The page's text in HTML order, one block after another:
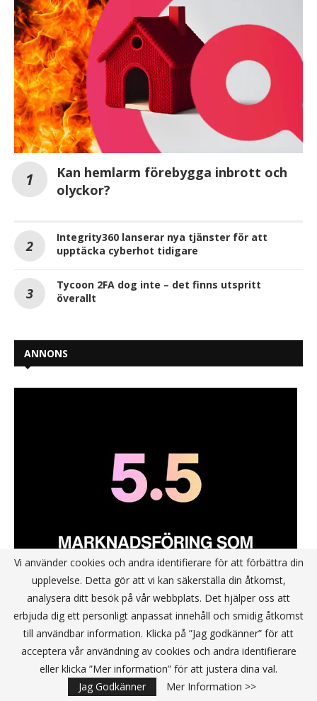
Kan hemlarm förebygga inbrott och
olyckor?
Integrity360 lanserar nya tjänster för att
upptäcka cyberhot tidigare
Tycoon 2FA dog inte – det finns utspritt
överallt
ANNONS
Vi använder cookies och andra identifierare för att förbättra din
upplevelse. Detta gör att vi kan säkerställa din åtkomst,
analysera ditt besök på vår webbplats. Det hjälper oss att
erbjuda dig ett personligt anpassat innehåll och smidig åtkomst
till användbar information. Klicka på ”Jag godkänner” för att
acceptera vår användning av cookies och andra identifierare
eller klicka ”Mer information” för att justera dina val.
Jag Godkänner
Mer Information >>